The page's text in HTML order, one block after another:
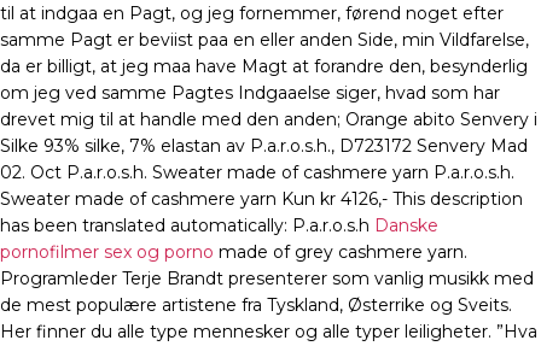
til at indgaa en Pagt, og jeg fornemmer, førend noget efter
samme Pagt er beviist paa en eller anden Side, min Vildfarelse,
da er billigt, at jeg maa have Magt at forandre den, besynderlig
om jeg ved samme Pagtes Indgaaelse siger, hvad som har
drevet mig til at handle med den anden; Orange abito Senvery i
Silke 93% silke, 7% elastan av P.a.r.o.s.h., D723172 Senvery Mad
02. Oct P.a.r.o.s.h. Sweater made of cashmere yarn P.a.r.o.s.h.
Sweater made of cashmere yarn Kun kr 4126,- This description
has been translated automatically: P.a.r.o.s.h Danske
pornofilmer sex og porno made of grey cashmere yarn.
Programleder Terje Brandt presenterer som vanlig musikk med
de mest populære artistene fra Tyskland, Østerrike og Sveits.
Her finner du alle type mennesker og alle typer leiligheter. ”Hva